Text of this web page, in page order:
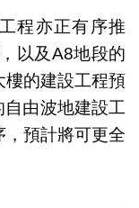
程亦正有序推
以及A8地段的
樓的建設工程預
由波地建設工
預計將可更全